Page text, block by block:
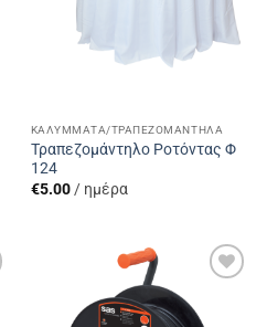
ΚΑΛΎΜΜΑΤΑ/ΤΡΑΠΕΖΟΜΆΝΤΗΛΑ
Τραπεζομάντηλο Ροτόντας Φ
124
€5.00/ ημέρα
Wishlist